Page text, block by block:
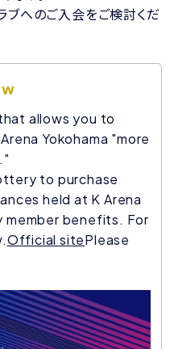
ブへのご入会をご検討くだ
allows you to
Yokohama "more
to purchase
held at K Arena
member benefits. For
Official sitePlease